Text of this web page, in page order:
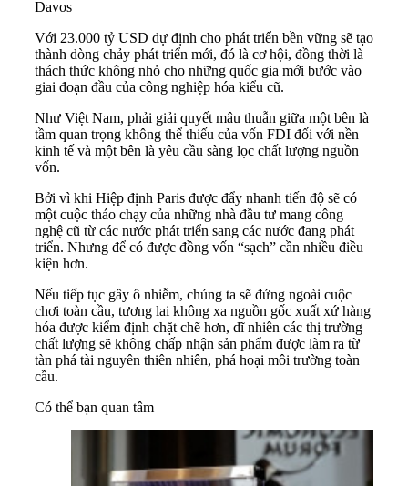
Davos
Với 23.000 tỷ USD dự định cho phát triển bền vững sẽ tạo
thành dòng chảy phát triển mới, đó là cơ hội, đồng thời là
thách thức không nhỏ cho những quốc gia mới bước vào
giai đoạn đầu của công nghiệp hóa kiểu cũ.
Như Việt Nam, phải giải quyết mâu thuẫn giữa một bên là
tầm quan trọng không thể thiếu của vốn FDI đối với nền
kinh tế và một bên là yêu cầu sàng lọc chất lượng nguồn
vốn.
Bởi vì khi Hiệp định Paris được đẩy nhanh tiến độ sẽ có
một cuộc tháo chạy của những nhà đầu tư mang công
nghệ cũ từ các nước phát triển sang các nước đang phát
triển. Nhưng để có được đồng vốn “sạch” cần nhiều điều
kiện hơn.
Nếu tiếp tục gây ô nhiễm, chúng ta sẽ đứng ngoài cuộc
chơi toàn cầu, tương lai không xa nguồn gốc xuất xứ hàng
hóa được kiểm định chặt chẽ hơn, dĩ nhiên các thị trường
chất lượng sẽ không chấp nhận sản phẩm được làm ra từ
tàn phá tài nguyên thiên nhiên, phá hoại môi trường toàn
cầu.
Có thể bạn quan tâm